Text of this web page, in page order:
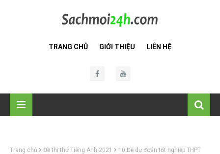
TRANG CHỦ GIỚI THIỆU LIÊN HỆ
Trang chủ Đề thi thử Tiếng Anh 2021
10 Đề dự đoán tốt nghiệp THPT